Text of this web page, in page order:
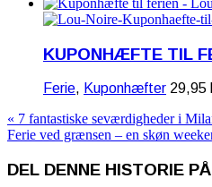
KUPONHÆFTE TIL
Ferie, Kuponhæfter 29,95
« 7 fantastiske seværdigheder i
Ferie ved grænsen – en skøn
DEL DENNE HISTORIE